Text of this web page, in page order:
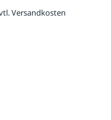
Versandkosten